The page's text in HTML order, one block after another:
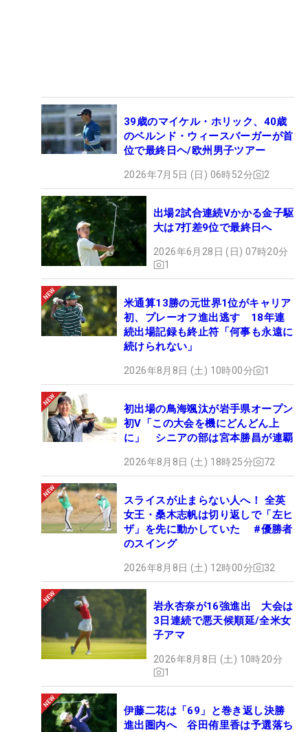
39歳のマイケル・ホリック、40歳
のベルンド・ウィースバーガーが首
位で最終日ヘ/欧州男子ツアー
2026年7月5日 (日) 06時52分 2
出場2試合連続Vかかる金子駆
大は7打差9位で最終日へ
2026年6月28日 (日) 07時20分
1
米通算13勝の元世界1位がキャリア
初、プレーオフ進出逃す 18年連
続出場記録も終止符「何事も永遠に
続けられない」
2026年8月8日 (土) 10時00分 1
初出場の鳥海颯汰が岩手県オープン
初V「この大会を機にどんどん上
に」 シニアの部は宮本勝昌が連覇
2026年8月8日 (土) 18時25分 72
スライスが止まらない人へ！ 全英
女王・桑木志帆は切り返しで「左ヒ
ザ」を先に動かしていた #優勝者
のスイング
2026年8月8日 (土) 12時00分 32
岩永杏奈が16強進出 大会は
3日連続で悪天候順延/全米女
子アマ
2026年8月8日 (土) 10時20分
1
伊藤二花は「69」と巻き返し決勝
進出圏内へ 谷田侑里香は予選落ち